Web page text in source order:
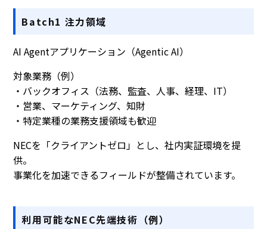
Batch1 注力領域
AI Agentアプリケーション（Agentic AI）
対象業務（例）
・バックオフィス（法務、監査、人事、経理、IT）
・営業、マーケティング、知財
・特定業種の業務支援領域も歓迎
NECを「クライアントゼロ」とし、社内実証環境を提
供。
事業化を加速できるフィールドが整備されています。
利用可能なNEC先端技術（例）